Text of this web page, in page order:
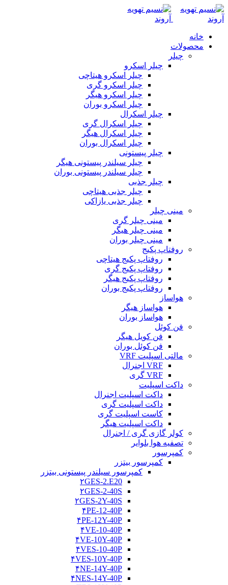
خانه
محصولات
چیلر
چیلر اسکرو
چیلر اسکرو هیتاچی
چیلر اسکرو گری
چیلر اسکرو هیگر
چیلر اسکرو بوران
چیلر اسکرال
چیلر اسکرال گری
چیلر اسکرال هیگر
چیلر اسکرال بوران
چیلر پیستونی
چیلر سیلندر پیستونی هیگر
چیلر سیلندر پیستونی بوران
چیلر جذبی
چیلر جذبی هیتاچی
چیلر جذبی یازاکی
مینی چیلر
مینی چیلر گری
مینی چیلر هیگر
مینی چیلر بوران
روفتاپ پکیج
روفتاپ پکیج هیتاچی
روفتاپ پکیج گری
روفتاپ پکیج هیگر
روفتاپ پکیج بوران
هواساز
هواساز هیگر
هواساز بوران
فن کوئل
فن کویل هیگر
فن کوئل بوران
مالتی اسپلیت VRF
VRF اجنرال
VRF گری
داکت اسپلیت
داکت اسپلیت اجنرال
داکت اسپلیت گری
کاست اسپلیت گری
داکت اسپلیت هیگر
کولر گازی گری / اجنرال
تصفیه هوا بلوایر
کمپرسور
کمپرسور بیتزر
کمپرسور سیلندر پیستونی بیتزر
۲GES-2.E20
۲GES-2-40S
۲GES-2Y-40S
۴PE-12-40P
۴PE-12Y-40P
۴VE-10-40P
۴VE-10Y-40P
۴VES-10-40P
۴VES-10Y-40P
۴NE-14Y-40P
۴NES-14Y-40P